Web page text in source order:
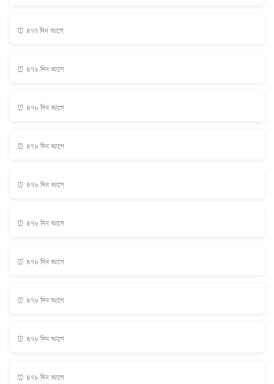
⏰ ৪৭৭ দিন আগে
⏰ ৪৭৮ দিন আগে
⏰ ৪৭৮ দিন আগে
⏰ ৪৭৮ দিন আগে
⏰ ৪৭৮ দিন আগে
⏰ ৪৭৮ দিন আগে
⏰ ৪৭৮ দিন আগে
⏰ ৪৭৮ দিন আগে
⏰ ৪৭৮ দিন আগে
⏰ ৪৭৮ দিন আগে